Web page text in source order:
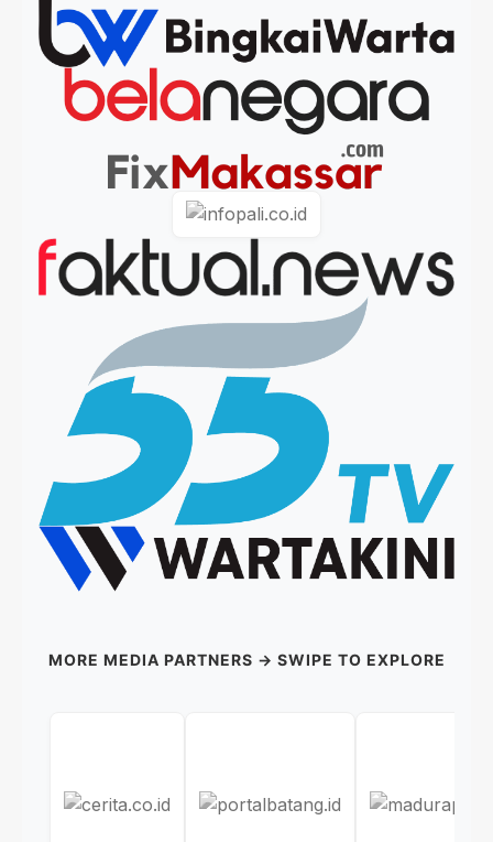
MORE MEDIA PARTNERS → SWIPE TO EXPLORE